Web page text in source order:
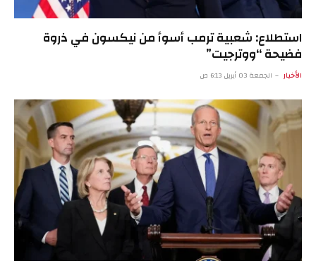
استطلاع: شعبية ترمب أسوأ من نيكسون في ذروة
فضيحة “ووترجيت”
الأخبار الجمعة 03 أبريل 6:13 ص